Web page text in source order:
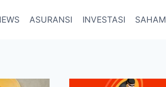
ASURANSI INVESTASI SAHAM